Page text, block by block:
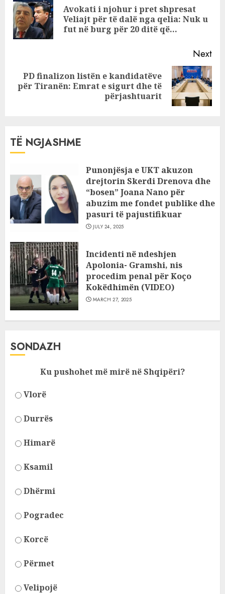
mandatin
ReadingAvokati i njohur i pret shpresat
Veliajt për të dalë nga qelia: Nuk u
fut në burg për 20 ditë që…
Next
Next
PD finalizon listën e kandidatëve
për Tiranën: Emrat e sigurt dhe të
përjashtuarit
TË NGJASHME
Punonjësja e UKT akuzon
drejtorin Skerdi Drenova dhe
“bosen” Joana Nano për
abuzim me fondet publike dhe
pasuri të pajustifikuar
JULY 24, 2025
Incidenti në ndeshjen
Apolonia- Gramshi, nis
procedim penal për Koço
Kokëdhimën (VIDEO)
MARCH 27, 2025
SONDAZH
Ku pushohet më mirë në Shqipëri?
Vlorë
Durrës
Himarë
Ksamil
Dhërmi
Pogradec
Korcë
Përmet
Velipojë